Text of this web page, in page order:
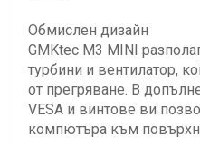
Обмислен дизайн
GMKtec M3 MINI
турбини и вентилатор,
от прегряване. В
VESA и винтове ви
компютъра към